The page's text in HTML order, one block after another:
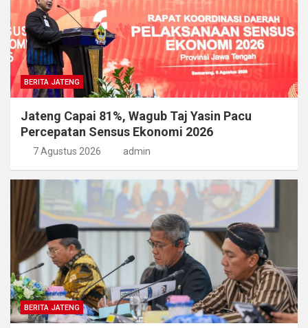
BERITA JATENG
Jateng Capai 81%, Wagub Taj Yasin Pacu
Percepatan Sensus Ekonomi 2026
7 Agustus 2026 admin
BERITA JATENG